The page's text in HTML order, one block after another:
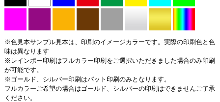
※色見本サンプル見本は、印刷のイメージカラーです。実際の印刷色と色
味は異なります
※レインボー印刷はフルカラー印刷をご選択いただきました場合のみ印刷
が可能です。
※ゴールド、シルバー印刷はパット印刷のみとなります。
フルカラーご希望の場合はゴールド、シルバーの印刷はできませんご了承
ください。